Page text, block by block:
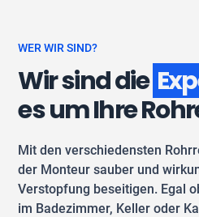
WER WIR SIND?
Wir sind die
es um Ihre
Mit den verschiedensten
der Monteur sauber und
Verstopfung beseitigen. Egal
im Badezimmer, Keller oder